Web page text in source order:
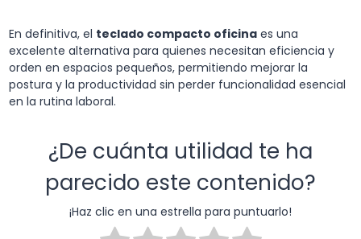
En definitiva, el teclado compacto oficina es una
excelente alternativa para quienes necesitan eficiencia y
orden en espacios pequeños, permitiendo mejorar la
postura y la productividad sin perder funcionalidad esencial
en la rutina laboral.
¿De cuánta utilidad te ha
parecido este contenido?
¡Haz clic en una estrella para puntuarlo!